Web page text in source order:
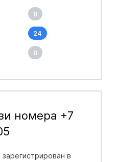
0
24
0
номера +7
в